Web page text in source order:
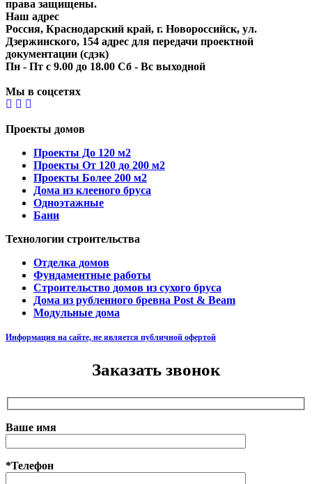
права защищены.
Наш адрес
Россия, Краснодарский край, г. Новороссийск, ул.
Дзержинского, 154 адрес для передачи проектной
документации (сдэк)
Пн - Пт с 9.00 до 18.00 Сб - Вс выходной
Мы в соцсетях
Проекты домов
Проекты До 120 м2
Проекты От 120 до 200 м2
Проекты Более 200 м2
Дома из клееного бруса
Одноэтажные
Бани
Технологии строительства
Отделка домов
Фундаментные работы
Строительство домов из сухого бруса
Дома из рубленного бревна Post & Beam
Модульные дома
Информация на сайте, не является публичной офертой
Заказать звонок
Ваше имя
*Телефон